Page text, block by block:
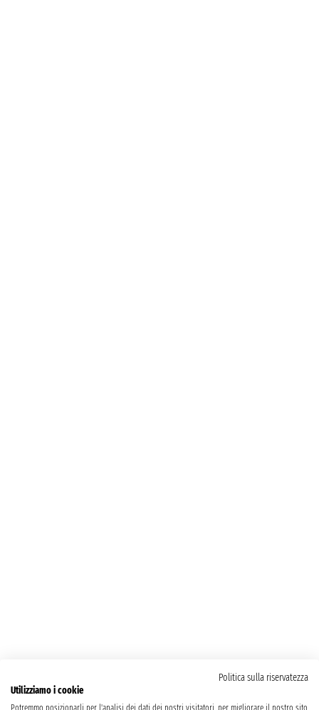
Politica sulla riservatezza
Utilizziamo i cookie
Potremmo posizionarli per l'analisi dei dati dei nostri visitatori, per migliorare il nostro sito